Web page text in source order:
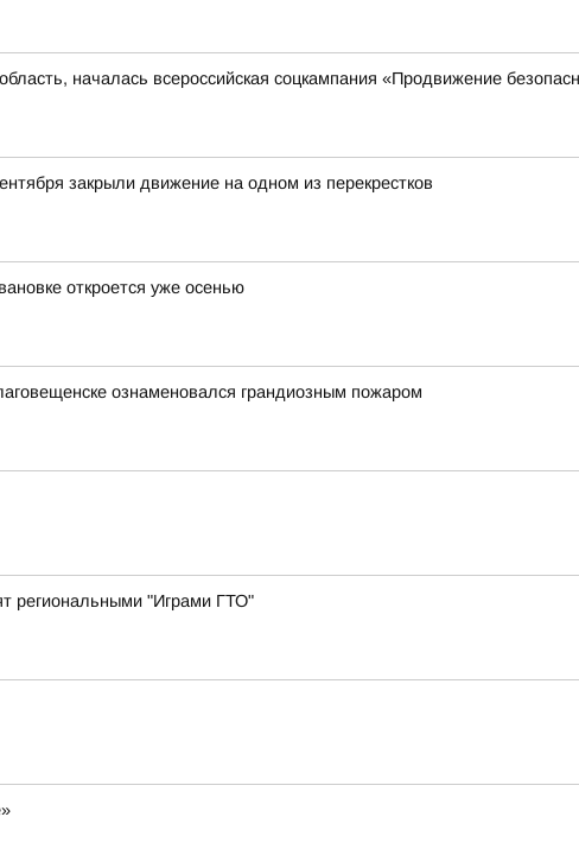
началась всероссийская соцкампания «Продвижение
закрыли движение на одном из перекрестков
откроется уже осенью
ознаменовался грандиозным пожаром
региональными "Играми ГТО"